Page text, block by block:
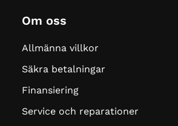
Om oss
Allmänna villkor
Säkra betalningar
Finansiering
Service och reparationer